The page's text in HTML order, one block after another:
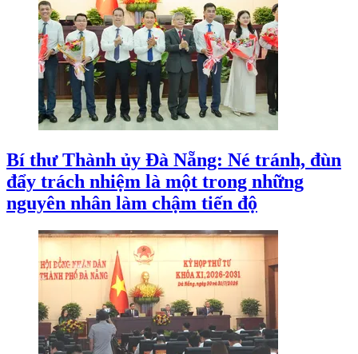
Bí thư Thành ủy Đà Nẵng: Né tránh, đùn
đẩy trách nhiệm là một trong những
nguyên nhân làm chậm tiến độ